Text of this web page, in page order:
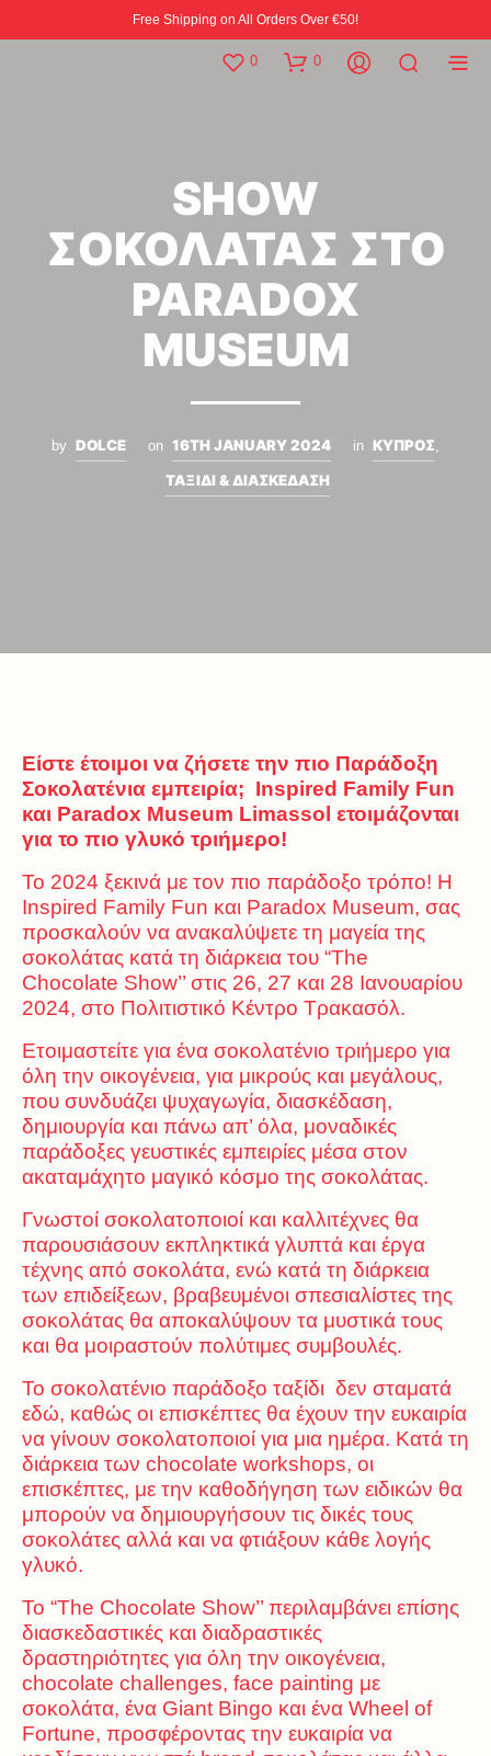
Free Shipping on All Orders Over €50!
0 0
SHOW
ΣΟΚΟΛΑΤΑΣ ΣΤΟ
PARADOX
MUSEUM
by DOLCE on 16TH JANUARY 2024 in ΚΥΠΡΟΣ,
ΤΑΞΙΔΙ & ΔΙΑΣΚΕΔΑΣΗ
Είστε έτοιμοι να ζήσετε την πιο Παράδοξη
Σοκολατένια εμπειρία; Inspired Family Fun
και Paradox Museum Limassol ετοιμάζονται
για το πιο γλυκό τριήμερο!
To 2024 ξεκινά με τον πιο παράδοξο τρόπο! Η
Inspired Family Fun και Paradox Museum, σας
προσκαλούν να ανακαλύψετε τη μαγεία της
σοκολάτας κατά τη διάρκεια του “The
Chocolate Show’’ στις 26, 27 και 28 Ιανουαρίου
2024, στο Πολιτιστικό Κέντρο Τρακασόλ.
Ετοιμαστείτε για ένα σοκολατένιο τριήμερο για
όλη την οικογένεια, για μικρούς και μεγάλους,
που συνδυάζει ψυχαγωγία, διασκέδαση,
δημιουργία και πάνω απ’ όλα, μοναδικές
παράδοξες γευστικές εμπειρίες μέσα στον
ακαταμάχητο μαγικό κόσμο της σοκολάτας.
Γνωστοί σοκολατοποιοί και καλλιτέχνες θα
παρουσιάσουν εκπληκτικά γλυπτά και έργα
τέχνης από σοκολάτα, ενώ κατά τη διάρκεια
των επιδείξεων, βραβευμένοι σπεσιαλίστες της
σοκολάτας θα αποκαλύψουν τα μυστικά τους
και θα μοιραστούν πολύτιμες συμβουλές.
Το σοκολατένιο παράδοξο ταξίδι δεν σταματά
εδώ, καθώς οι επισκέπτες θα έχουν την ευκαιρία
να γίνουν σοκολατοποιοί για μια ημέρα. Κατά τη
διάρκεια των chocolate workshops, οι
επισκέπτες, με την καθοδήγηση των ειδικών θα
μπορούν να δημιουργήσουν τις δικές τους
σοκολάτες αλλά και να φτιάξουν κάθε λογής
γλυκό.
Το “The Chocolate Show’’ περιλαμβάνει επίσης
διασκεδαστικές και διαδραστικές
δραστηριότητες για όλη την οικογένεια,
chocolate challenges, face painting με
σοκολάτα, ένα Giant Bingo και ένα Wheel of
Fortune, προσφέροντας την ευκαιρία να